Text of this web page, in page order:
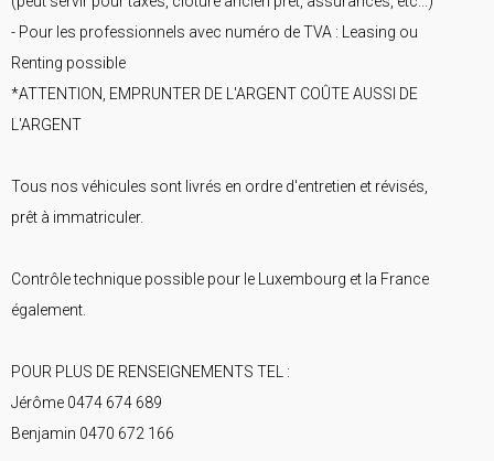
- Pour les professionnels avec numéro de TVA : Leasing ou
Renting possible
*ATTENTION, EMPRUNTER DE L'ARGENT COÛTE AUSSI DE
L'ARGENT
Tous nos véhicules sont livrés en ordre d'entretien et révisés,
prêt à immatriculer.
Contrôle technique possible pour le Luxembourg et la France
également.
POUR PLUS DE RENSEIGNEMENTS TEL :
Jérôme 0474 674 689
Benjamin 0470 672 166